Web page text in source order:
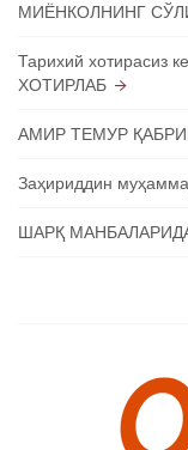
МИЁНКОЛНИНГ
Тарихий
ХОТИРЛАБ
АМИР ТЕМУР
Заҳириддин
ШАРҚ